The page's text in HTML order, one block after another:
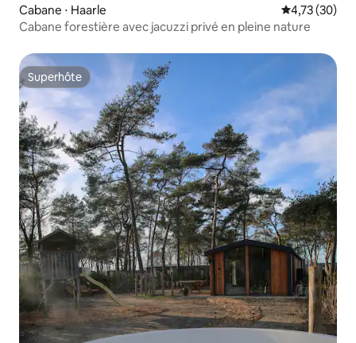
Cabane ⋅ Haarle Évaluation
4,73 (30)
Cabane forestière avec jacuzzi privé en pleine nature
Superhôte
Superhôte